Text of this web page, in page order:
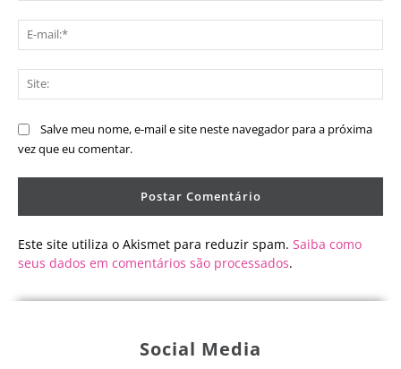
Salve meu nome, e-mail e site neste navegador para a próxima
vez que eu comentar.
Este site utiliza o Akismet para reduzir spam. Saiba como
seus dados em comentários são processados.
Social Media